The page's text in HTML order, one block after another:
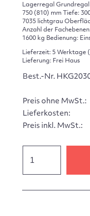
Lagerregal
750 (810) mm Tiefe:
7035 lichtgrau
Anzahl der
1600 kg Bedienung:
Lieferzeit: 5 Werktage
Lieferung: Frei Haus
Best.-Nr.
Preis ohne MwSt.:
Lieferkosten:
Preis inkl. MwSt.: